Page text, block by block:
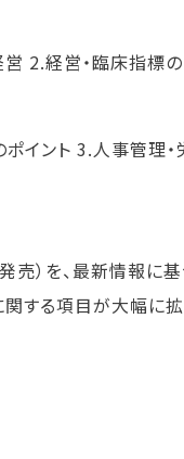
2.経営・臨床指標
イント 3.人事管理
）を、最新情報に
する項目が大幅に